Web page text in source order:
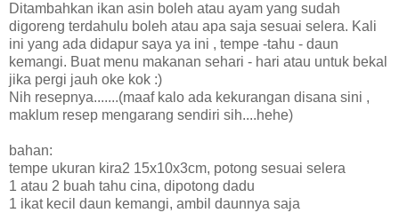
Ditambahkan ikan asin boleh atau ayam yang sudah
digoreng terdahulu boleh atau apa saja sesuai selera. Kali
ini yang ada didapur saya ya ini , tempe -tahu - daun
kemangi. Buat menu makanan sehari - hari atau untuk bekal
jika pergi jauh oke kok :)
Nih resepnya.......(maaf kalo ada kekurangan disana sini ,
maklum resep mengarang sendiri sih....hehe)
bahan:
tempe ukuran kira2 15x10x3cm, potong sesuai selera
1 atau 2 buah tahu cina, dipotong dadu
1 ikat kecil daun kemangi, ambil daunnya saja